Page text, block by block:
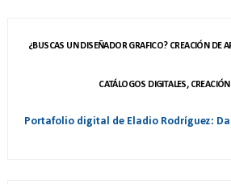
¿BUSCAS UN DISEÑADOR GRAFICO? CREACIÓN DE
CATÁLOGOS DIGITALES, CREACIÓN
Portafolio digital de Eladio Rodríguez: